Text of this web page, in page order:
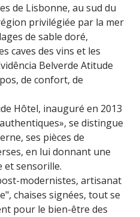
de Lisbonne, au sud du
privilégiée par la mer
de sable doré,
caves des vins et les
Belverde Atitude
de confort, de
Hôtel, inauguré en 2013
se distingue
ses pièces de
en lui donnant une
et sensorille.
modernistes, artisanat
chaises signées, tout se
pour le bien-être des